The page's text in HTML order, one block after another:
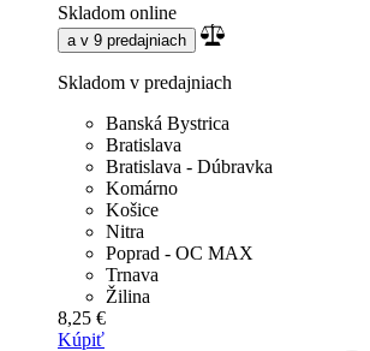
Skladom online
a v 9 predajniach
Skladom v predajniach
Banská Bystrica
Bratislava
Bratislava - Dúbravka
Komárno
Košice
Nitra
Poprad - OC MAX
Trnava
Žilina
8,25 €
Kúpiť